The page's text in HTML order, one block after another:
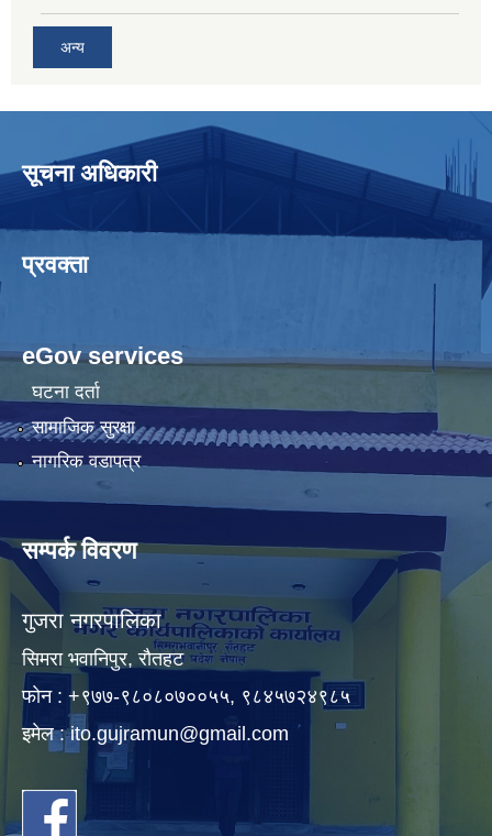
अन्य
सूचना अधिकारी
प्रवक्ता
eGov services
घटना दर्ता
सामाजिक सुरक्षा
नागरिक वडापत्र
सम्पर्क विवरण
गुजरा नगरपालिका
सिमरा भवानिपुर, राैतहट
फाेन : +९७७-९८०८०७००५५, ९८४५७२४९८५
इमेल :ito.gujramun@gmail.com